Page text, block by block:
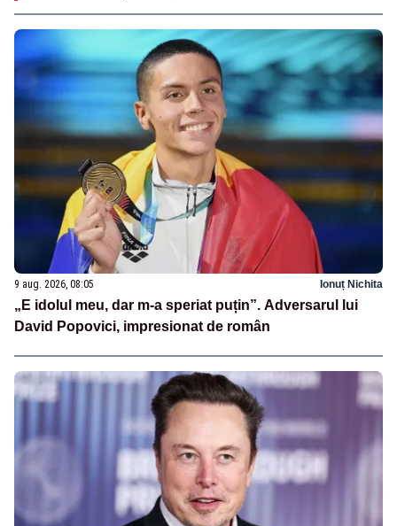
9 aug. 2026, 08:05 Ionuț Nichita
„E idolul meu, dar m-a speriat puțin”. Adversarul lui
David Popovici, impresionat de român